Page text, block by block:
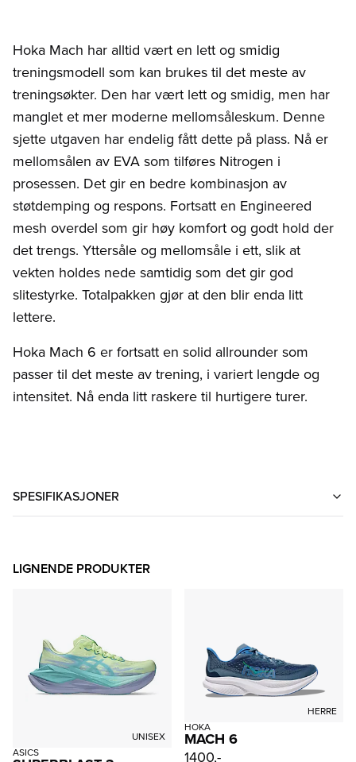
Hoka Mach har alltid vært en lett og smidig
treningsmodell som kan brukes til det meste av
treningsøkter. Den har vært lett og smidig, men har
manglet et mer moderne mellomsåleskum. Denne
sjette utgaven har endelig fått dette på plass. Nå er
mellomsålen av EVA som tilføres Nitrogen i
prosessen. Det gir en bedre kombinasjon av
støtdemping og respons. Fortsatt en Engineered
mesh overdel som gir høy komfort og godt hold der
det trengs. Yttersåle og mellomsåle i ett, slik at
vekten holdes nede samtidig som det gir god
slitestyrke. Totalpakken gjør at den blir enda litt
lettere.
Hoka Mach 6 er fortsatt en solid allrounder som
passer til det meste av trening, i variert lengde og
intensitet. Nå enda litt raskere til hurtigere turer.
SPESIFIKASJONER
LIGNENDE PRODUKTER
UNISEX
ASICS
HERRE
HOKA
MACH 6
1400,-